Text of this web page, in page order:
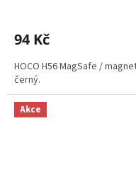
94 Kč
HOCO H56 MagSafe /
černý.
Akce